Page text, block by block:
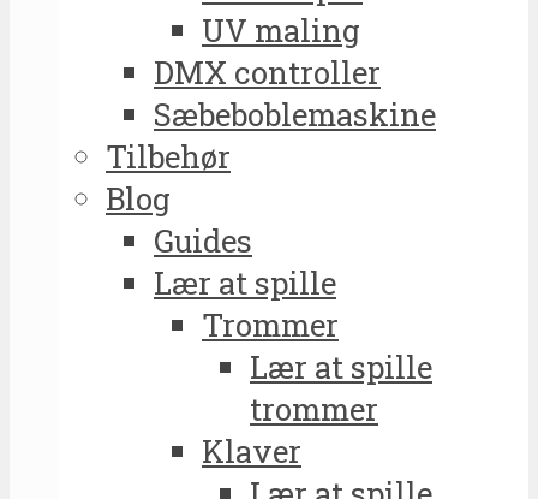
UV maling
DMX controller
Sæbeboblemaskine
Tilbehør
Blog
Guides
Lær at spille
Trommer
Lær at spille
trommer
Klaver